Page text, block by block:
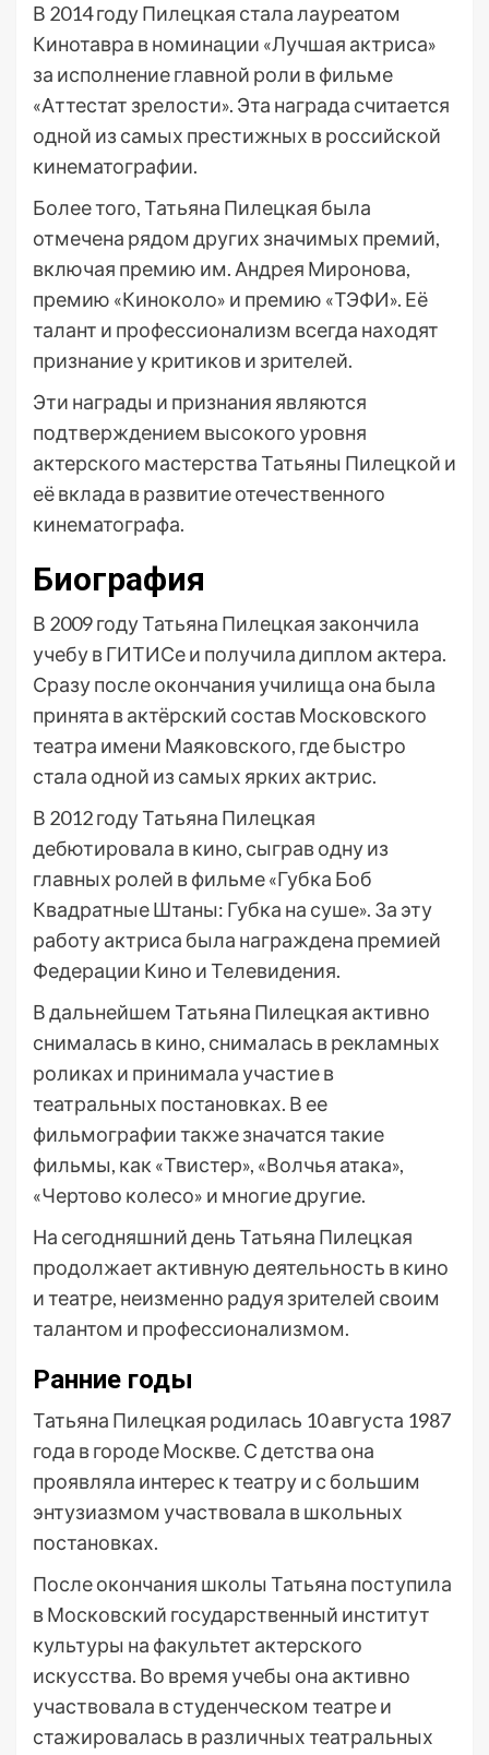
В 2014 году Пилецкая стала лауреатом
Кинотавра в номинации «Лучшая актриса»
за исполнение главной роли в фильме
«Аттестат зрелости». Эта награда считается
одной из самых престижных в российской
кинематографии.
Более того, Татьяна Пилецкая была
отмечена рядом других значимых премий,
включая премию им. Андрея Миронова,
премию «Киноколо» и премию «ТЭФИ». Её
талант и профессионализм всегда находят
признание у критиков и зрителей.
Эти награды и признания являются
подтверждением высокого уровня
актерского мастерства Татьяны Пилецкой и
её вклада в развитие отечественного
кинематографа.
Биография
В 2009 году Татьяна Пилецкая закончила
учебу в ГИТИСе и получила диплом актера.
Сразу после окончания училища она была
принята в актёрский состав Московского
театра имени Маяковского, где быстро
стала одной из самых ярких актрис.
В 2012 году Татьяна Пилецкая
дебютировала в кино, сыграв одну из
главных ролей в фильме «Губка Боб
Квадратные Штаны: Губка на суше». За эту
работу актриса была награждена премией
Федерации Кино и Телевидения.
В дальнейшем Татьяна Пилецкая активно
снималась в кино, снималась в рекламных
роликах и принимала участие в
театральных постановках. В ее
фильмографии также значатся такие
фильмы, как «Твистер», «Волчья атака»,
«Чертово колесо» и многие другие.
На сегодняшний день Татьяна Пилецкая
продолжает активную деятельность в кино
и театре, неизменно радуя зрителей своим
талантом и профессионализмом.
Ранние годы
Татьяна Пилецкая родилась 10 августа 1987
года в городе Москве. С детства она
проявляла интерес к театру и с большим
энтузиазмом участвовала в школьных
постановках.
После окончания школы Татьяна поступила
в Московский государственный институт
культуры на факультет актерского
искусства. Во время учебы она активно
участвовала в студенческом театре и
стажировалась в различных театральных